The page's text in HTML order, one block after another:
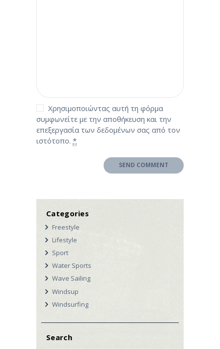
Χρησιμοποιώντας αυτή τη φόρμα
συμφωνείτε με την αποθήκευση και την
επεξεργασία των δεδομένων σας από τον
ιστότοπο. *
Categories
Freestyle
Lifestyle
Sport
Water Sports
Wave Sailing
Windsup
Windsurfing
Search